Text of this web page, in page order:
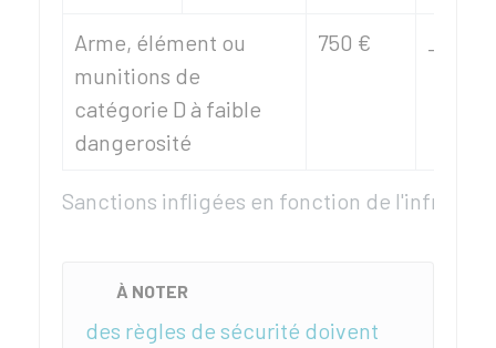
Sanctions infligées en fonction de
Arme, élément ou
munitions de
catégorie D à faible
dangerosité
750 €
À NOTER
des règles de sécurité doivent